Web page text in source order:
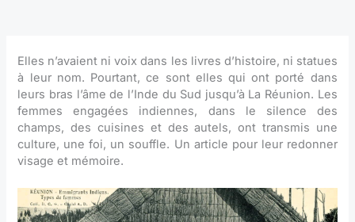
Elles n’avaient ni voix dans les livres d’histoire, ni statues
à leur nom. Pourtant, ce sont elles qui ont porté dans
leurs bras l’âme de l’Inde du Sud jusqu’à La Réunion. Les
femmes engagées indiennes, dans le silence des
champs, des cuisines et des autels, ont transmis une
culture, une foi, un souffle. Un article pour leur redonner
visage et mémoire.